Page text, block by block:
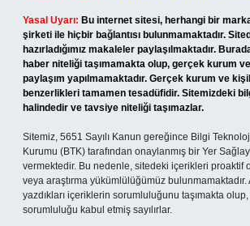
Yasal Uyarı: Bu internet sitesi, herhangi bir
şirketi ile hiçbir bağlantısı bulunmamaktadır.
hazırladığımız makaleler paylaşılmaktadır.
haber niteliği taşımamakta olup, gerçek kurum
paylaşım yapılmamaktadır. Gerçek kurum ve
benzerlikleri tamamen tesadüfidir. Sitemizdeki
halindedir ve tavsiye niteliği taşımazlar.
Sitemiz, 5651 Sayılı Kanun gereğince Bilgi
Kurumu (BTK) tarafından onaylanmış bir Yer
vermektedir. Bu nedenle, sitedeki içerikleri proaktif
veya araştırma yükümlülüğümüz
yazdıkları içeriklerin sorumluluğunu taşımakta
sorumluluğu kabul etmiş sayılırlar.